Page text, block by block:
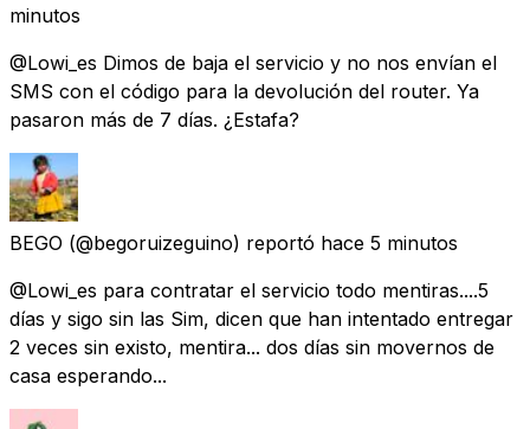
minutos
@Lowi_es Dimos de baja el servicio y no nos envían el
SMS con el código para la devolución del router. Ya
pasaron más de 7 días. ¿Estafa?
BEGO (@begoruizeguino) reportó hace 5 minutos
@Lowi_es para contratar el servicio todo mentiras....5
días y sigo sin las Sim, dicen que han intentado entregar
2 veces sin existo, mentira... dos días sin movernos de
casa esperando...